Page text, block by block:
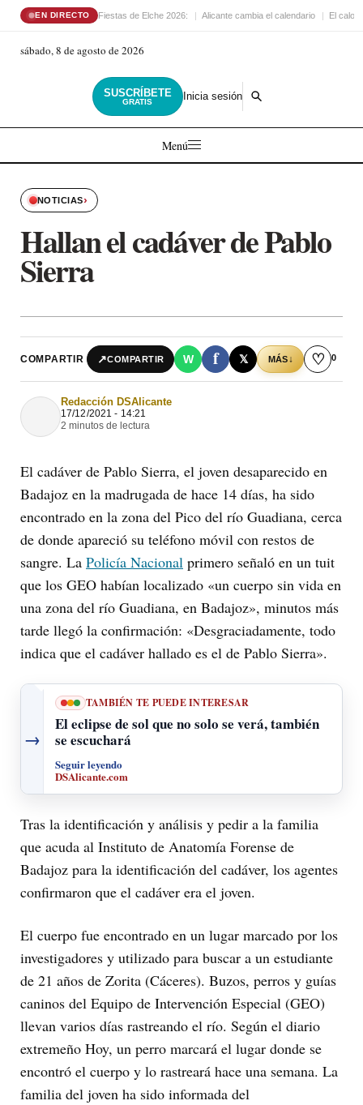
EN DIRECTO Fiestas de Elche 2026: Alicante cambia el calendario El calor
sábado, 8 de agosto de 2026
SUSCRÍBETE
GRATIS Inicia sesión
Menú
NOTICIAS›
Hallan el cadáver de Pablo
Sierra
COMPARTIR ↗COMPARTIR W f 𝕏 MÁS↓ ♡ 0
Redacción DSAlicante
17/12/2021 - 14:21
2 minutos de lectura
El cadáver de Pablo Sierra, el joven desaparecido en
Badajoz en la madrugada de hace 14 días, ha sido
encontrado en la zona del Pico del río Guadiana, cerca
de donde apareció su teléfono móvil con restos de
sangre. La Policía Nacional primero señaló en un tuit
que los GEO habían localizado «un cuerpo sin vida en
una zona del río Guadiana, en Badajoz», minutos más
tarde llegó la confirmación: «Desgraciadamente, todo
indica que el cadáver hallado es el de Pablo Sierra».
→
TAMBIÉN TE PUEDE INTERESAR
El eclipse de sol que no solo se verá, también
se escuchará
Seguir leyendo
DSAlicante.com
Tras la identificación y análisis y pedir a la familia
que acuda al Instituto de Anatomía Forense de
Badajoz para la identificación del cadáver, los agentes
confirmaron que el cadáver era el joven.
El cuerpo fue encontrado en un lugar marcado por los
investigadores y utilizado para buscar a un estudiante
de 21 años de Zorita (Cáceres). Buzos, perros y guías
caninos del Equipo de Intervención Especial (GEO)
llevan varios días rastreando el río. Según el diario
extremeño Hoy, un perro marcará el lugar donde se
encontró el cuerpo y lo rastreará hace una semana. La
familia del joven ha sido informada del